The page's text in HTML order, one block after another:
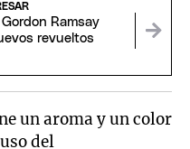
Ramsay
revueltos
un aroma y un color
del